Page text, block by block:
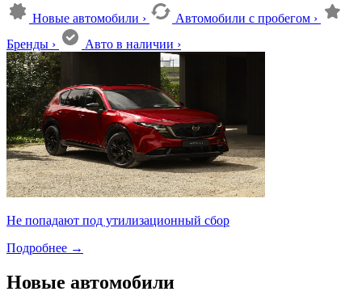
Новые автомобили › Автомобили с пробегом ›
Бренды › Авто в наличии ›
Не попадают под утилизационный сбор
Подробнее →
Новые автомобили